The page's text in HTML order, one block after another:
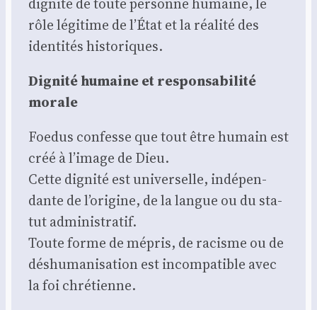
rôle légi­time de l’État et la réa­li­té des
iden­ti­tés his­to­riques.
Digni­té humaine et res­pon­sa­bi­li­té
morale
Foe­dus confesse que tout être humain est
créé à l’image de Dieu.
Cette digni­té est uni­ver­selle, indé­pen­
dante de l’origine, de la langue ou du sta­
tut admi­nis­tra­tif.
Toute forme de mépris, de racisme ou de
déshu­ma­ni­sa­tion est incom­pa­tible avec
la foi chré­tienne.